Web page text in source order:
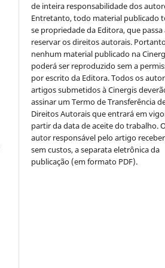
de inteira responsabilidade dos
Entretanto, todo material publicado
se propriedade da Editora, que passa
reservar os direitos autorais.
nenhum material publicado na
poderá ser reproduzido sem a
por escrito da Editora. Todos os
artigos submetidos à Cinergis
assinar um Termo de Transferência
Direitos Autorais que entrará em
partir da data de aceite do trabalho.
autor responsável pelo artigo
sem custos, a separata eletrônica da
publicação (em formato PDF).